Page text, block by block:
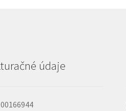
údaje